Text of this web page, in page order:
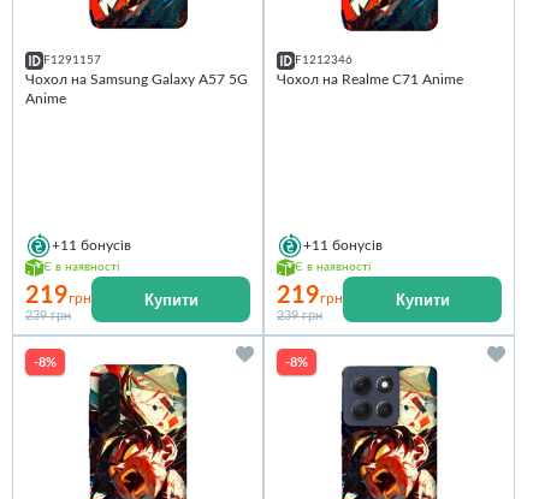
F1291157
Чохол на Samsung Galaxy A57 5G
Anime
+11 бонусів
Є в наявності
219грн
239 грн
Купити
F1212346
Чохол на Realme C71 Anime
+11 бонусів
Є в наявності
219грн
239 грн
Купити
-8% -8%